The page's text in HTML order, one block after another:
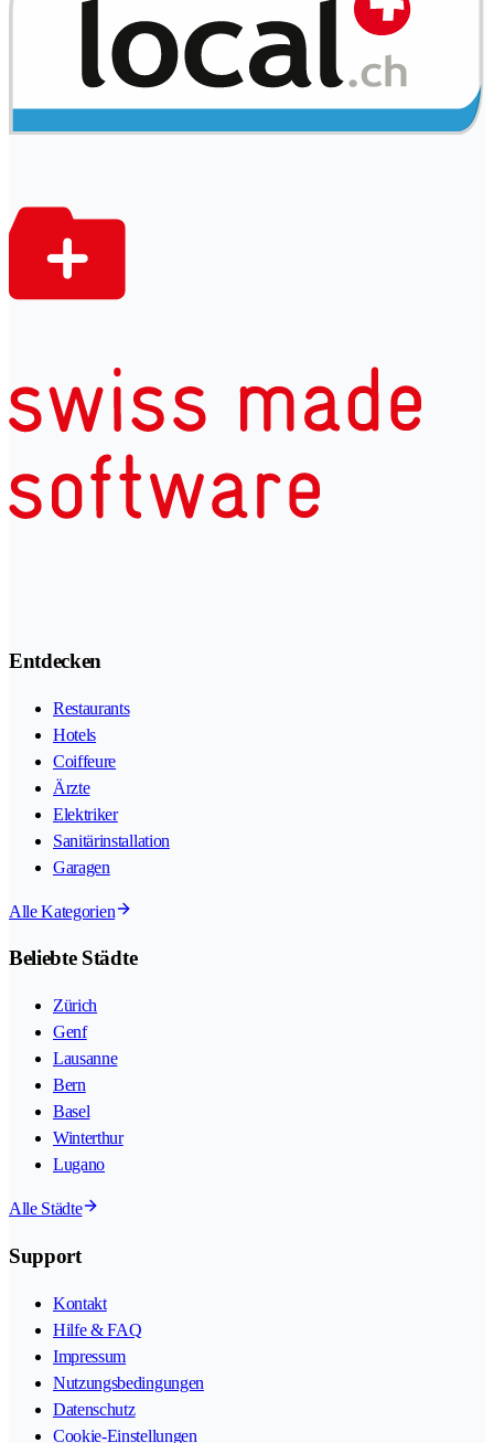
Entdecken
Restaurants
Hotels
Coiffeure
Ärzte
Elektriker
Sanitärinstallation
Garagen
Alle Kategorien
Beliebte Städte
Zürich
Genf
Lausanne
Bern
Basel
Winterthur
Lugano
Alle Städte
Support
Kontakt
Hilfe & FAQ
Impressum
Nutzungsbedingungen
Datenschutz
Cookie-Einstellungen